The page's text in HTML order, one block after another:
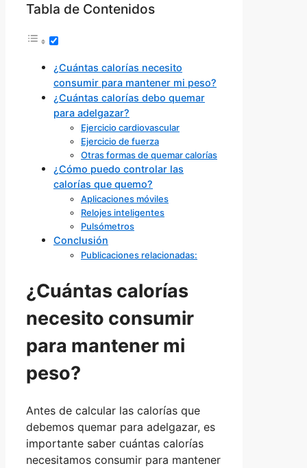
Tabla de Contenidos
¿Cuántas calorías necesito
consumir para mantener mi peso?
¿Cuántas calorías debo quemar
para adelgazar?
Ejercicio cardiovascular
Ejercicio de fuerza
Otras formas de quemar calorías
¿Cómo puedo controlar las
calorías que quemo?
Aplicaciones móviles
Relojes inteligentes
Pulsómetros
Conclusión
Publicaciones relacionadas:
¿Cuántas calorías
necesito consumir
para mantener mi
peso?
Antes de calcular las calorías que
debemos quemar para adelgazar, es
importante saber cuántas calorías
necesitamos consumir para mantener